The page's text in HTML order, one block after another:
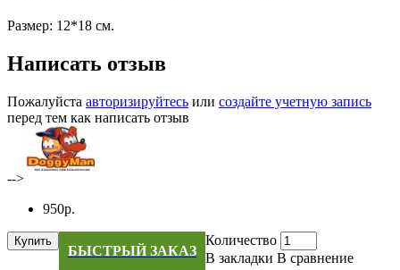
Размер: 12*18 см.
Написать отзыв
Пожалуйста авторизируйтесь или создайте учетную запись
перед тем как написать отзыв
-->
950р.
Количество
Купить
БЫСТРЫЙ ЗАКАЗ В закладки В сравнение